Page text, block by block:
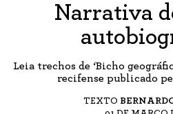
Narrativa
Leia trechos de ‘Bicho
recifense publicado
TEXTO